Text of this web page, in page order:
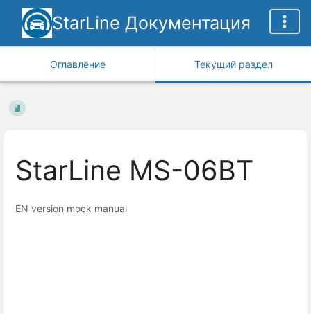
StarLine Документация
Оглавление Текущий раздел
StarLine MS-06BT
EN version mock manual